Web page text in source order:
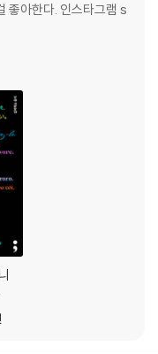
좋아한다. 인스타그램 s